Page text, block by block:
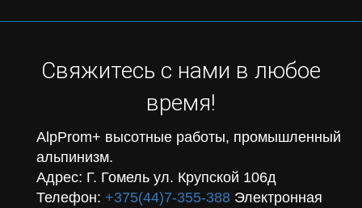
Свяжитесь с нами в любое
время!
AlpProm+ высотные работы, промышленный
альпинизм.
Адрес: Г. Гомель ул. Крупской 106д
Телефон: +375(44)7-355-388 Электронная